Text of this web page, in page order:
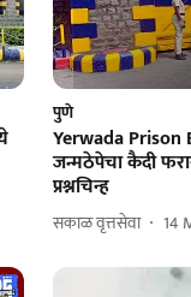
पुणे
Yerwada Prison
जन्मठेपेचा कैदी
प्रश्नचिन्ह
सकाळ वृत्तसेवा 14